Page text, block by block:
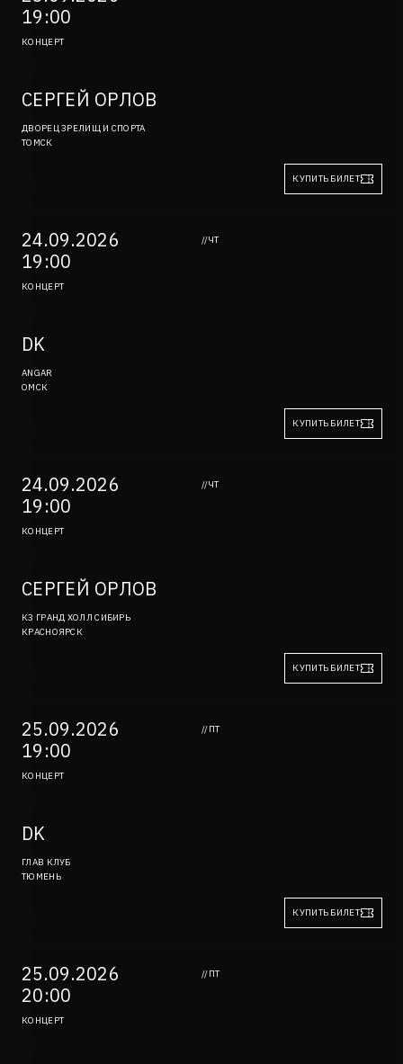
19:00
КОНЦЕРТ
СЕРГЕЙ ОРЛОВ
ДВОРЕЦ ЗРЕЛИЩ И СПОРТА
ТОМСК
КУПИТЬ БИЛЕТ
24.09.2026
19:00
//ЧТ
КОНЦЕРТ
DK
ANGAR
ОМСК
КУПИТЬ БИЛЕТ
24.09.2026
19:00
//ЧТ
КОНЦЕРТ
СЕРГЕЙ ОРЛОВ
КЗ ГРАНД ХОЛЛ СИБИРЬ
КРАСНОЯРСК
КУПИТЬ БИЛЕТ
25.09.2026
19:00
//ПТ
КОНЦЕРТ
DK
ГЛАВ КЛУБ
ТЮМЕНЬ
КУПИТЬ БИЛЕТ
25.09.2026
20:00
//ПТ
КОНЦЕРТ